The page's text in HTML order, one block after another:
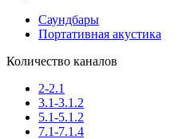
Саундбары
Портативная акустика
Количество каналов
2-2.1
3.1-3.1.2
5.1-5.1.2
7.1-7.1.4